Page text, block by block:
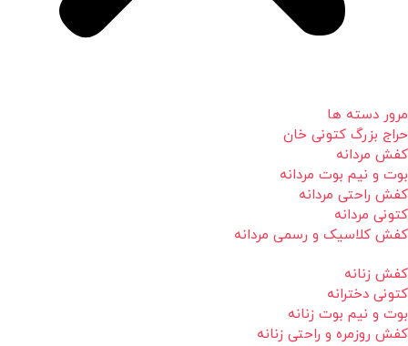
مرور دسته ها
حراج بزرگ کتونی خان
کفش مردانه
بوت و نیم بوت مردانه
کفش راحتی مردانه
کتونی مردانه
کفش کلاسیک و رسمی مردانه
کفش زنانه
کتونی دخترانه
بوت و نیم بوت زنانه
کفش روزمره و راحتی زنانه